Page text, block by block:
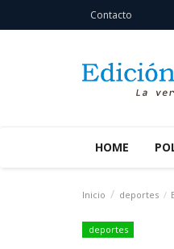
Contacto
HOME
Inicio deportes
deportes